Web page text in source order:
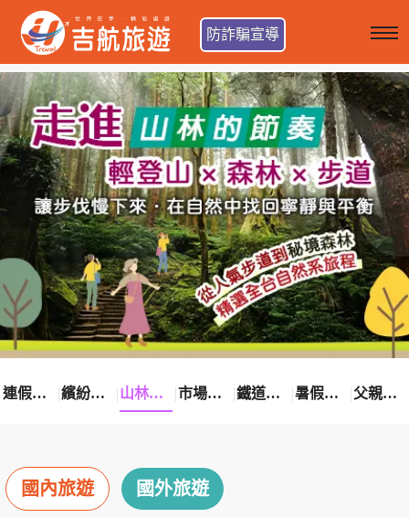
防詐騙宣導
連假卡位趣 繽紛花漾季 山林輕旅行 市場最低價 鐵道觀光之旅 暑假熱賣中 父親節優惠
國內旅遊 國外旅遊